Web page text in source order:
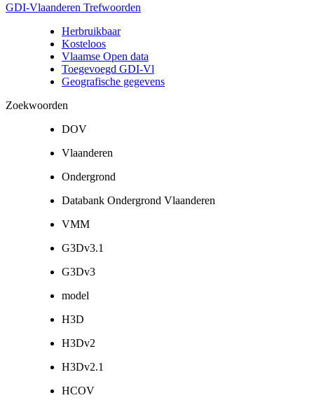
GDI-Vlaanderen Trefwoorden
Herbruikbaar
Kosteloos
Vlaamse Open data
Toegevoegd GDI-Vl
Geografische gegevens
Zoekwoorden
DOV
Vlaanderen
Ondergrond
Databank Ondergrond Vlaanderen
VMM
G3Dv3.1
G3Dv3
model
H3D
H3Dv2
H3Dv2.1
HCOV